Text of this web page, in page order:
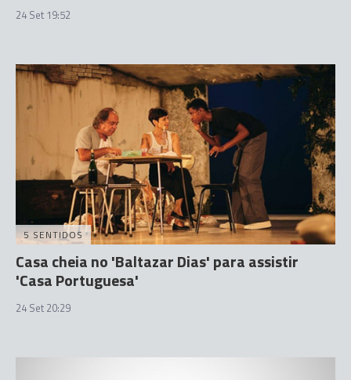
24 Set 19:52
5 SENTIDOS
Casa cheia no 'Baltazar Dias' para assistir
'Casa Portuguesa'
24 Set 20:29